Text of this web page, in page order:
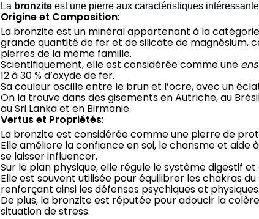
La bronzite est une pierre aux caractéristiques
Origine et Composition:
La bronzite est un minéral appartenant à la
grande quantité de fer et de silicate de magnésium,
pierres de la même famille.
Scientifiquement, elle est considérée comme une
12 à 30 % d’oxyde de fer.
Sa couleur oscille entre le brun et l’ocre, avec un
On la trouve dans des gisements en Autriche, au
au Sri Lanka et en Birmanie.
Vertus et Propriétés:
La bronzite est considérée comme une pierre de
Elle améliore la confiance en soi, le charisme et aide
se laisser influencer.
Sur le plan physique, elle régule le système digestif
Elle est souvent utilisée pour équilibrer les chakras
renforçant ainsi les défenses psychiques et physiques.
De plus, la bronzite est réputée pour adoucir la
situation de stress.